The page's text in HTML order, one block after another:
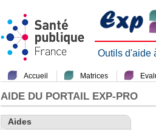
Outils d'aide
Accueil Matrices
AIDE DU PORTAIL EXP-PRO
Aides